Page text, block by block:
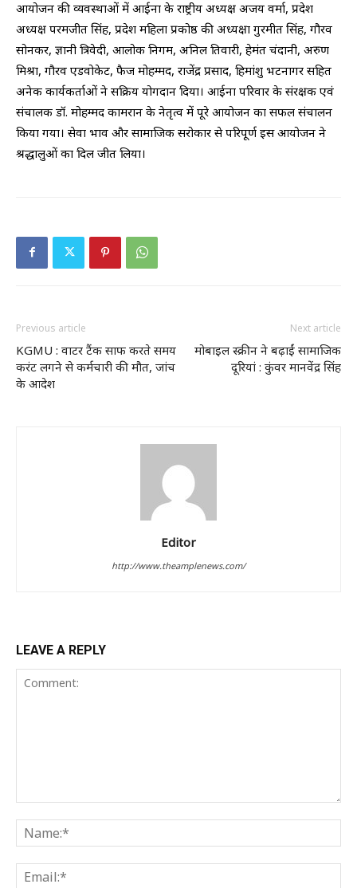
आयोजन की व्यवस्थाओं में आईना के राष्ट्रीय अध्यक्ष अजय वर्मा, प्रदेश
अध्यक्ष परमजीत सिंह, प्रदेश महिला प्रकोष्ठ की अध्यक्षा गुरमीत सिंह, गौरव
सोनकर, ज्ञानी त्रिवेदी, आलोक निगम, अनिल तिवारी, हेमंत चंदानी, अरुण
मिश्रा, गौरव एडवोकेट, फैज मोहम्मद, राजेंद्र प्रसाद, हिमांशु भटनागर सहित
अनेक कार्यकर्ताओं ने सक्रिय योगदान दिया। आईना परिवार के संरक्षक एवं
संचालक डॉ. मोहम्मद कामरान के नेतृत्व में पूरे आयोजन का सफल संचालन
किया गया। सेवा भाव और सामाजिक सरोकार से परिपूर्ण इस आयोजन ने
श्रद्धालुओं का दिल जीत लिया।
Previous article
KGMU : वाटर टैंक साफ करते समय
करंट लगने से कर्मचारी की मौत, जांच
के आदेश
Next article
मोबाइल स्क्रीन ने बढ़ाईं सामाजिक
दूरियां : कुंवर मानवेंद्र सिंह
Editor
http://www.theamplenews.com/
LEAVE A REPLY